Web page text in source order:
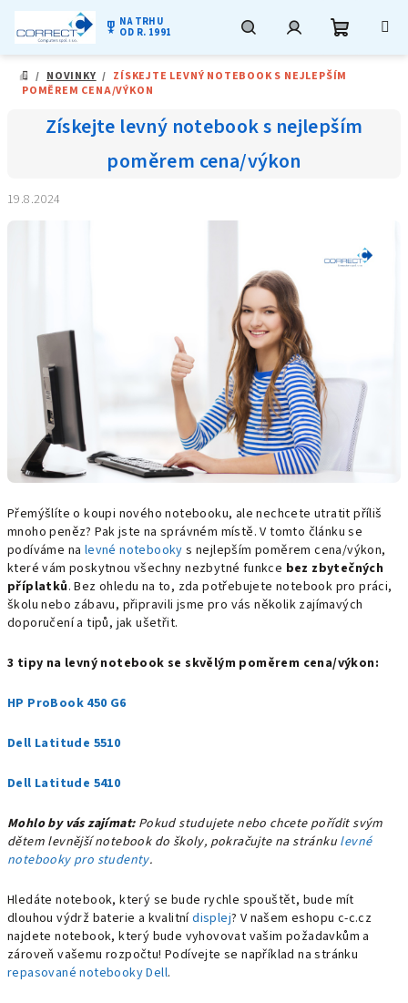
obsah
military_tech NA TRHU
OD R. 1991
DOMŮ
/ NOVINKY / ZÍSKEJTE LEVNÝ NOTEBOOK S NEJLEPŠÍM
POMĚREM CENA/VÝKON
Získejte levný notebook s nejlepším
poměrem cena/výkon
19.8.2024
Přemýšlíte o koupi nového notebooku, ale nechcete utratit příliš
mnoho peněz? Pak jste na správném místě. V tomto článku se
podíváme na levné notebooky s nejlepším poměrem cena/výkon,
které vám poskytnou všechny nezbytné funkce bez zbytečných
příplatků. Bez ohledu na to, zda potřebujete notebook pro práci,
školu nebo zábavu, připravili jsme pro vás několik zajímavých
doporučení a tipů, jak ušetřit.
3 tipy na levný notebook se skvělým poměrem cena/výkon:
HP ProBook 450 G6
Dell Latitude 5510
Dell Latitude 5410
Mohlo by vás zajímat: Pokud studujete nebo chcete pořídit svým
dětem levnější notebook do školy, pokračujte na stránku levné
notebooky pro studenty.
Hledáte notebook, který se bude rychle spouštět, bude mít
dlouhou výdrž baterie a kvalitnídisplej? V našem eshopu c-c.cz
najdete notebook, který bude vyhovovat vašim požadavkům a
zároveň vašemu rozpočtu! Podívejte se například na stránku
repasované notebooky Dell.